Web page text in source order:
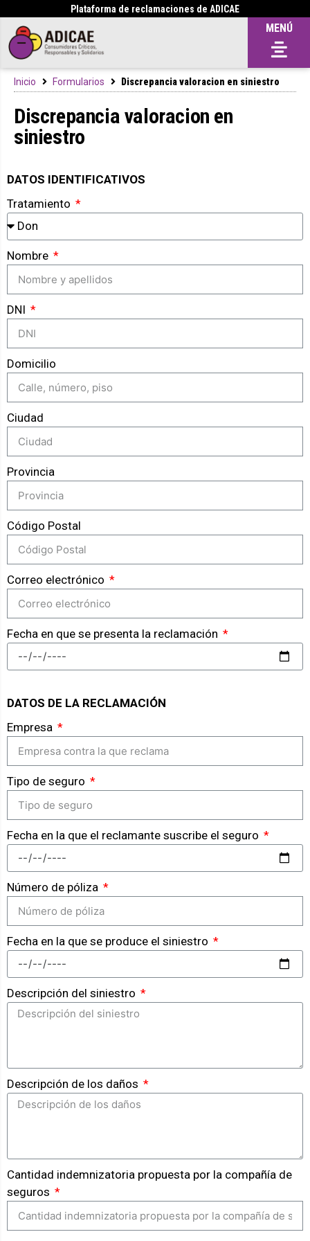
Plataforma de reclamaciones de ADICAE
MENÚ
Inicio Formularios Discrepancia valoracion en siniestro
Discrepancia valoracion en
siniestro
DATOS IDENTIFICATIVOS
Tratamiento
Nombre
DNI
Domicilio
Ciudad
Provincia
Código Postal
Correo electrónico
Fecha en que se presenta la reclamación
DATOS DE LA RECLAMACIÓN
Empresa
Tipo de seguro
Fecha en la que el reclamante suscribe el seguro
Número de póliza
Fecha en la que se produce el siniestro
Descripción del siniestro
Descripción de los daños
Cantidad indemnizatoria propuesta por la compañía de
seguros